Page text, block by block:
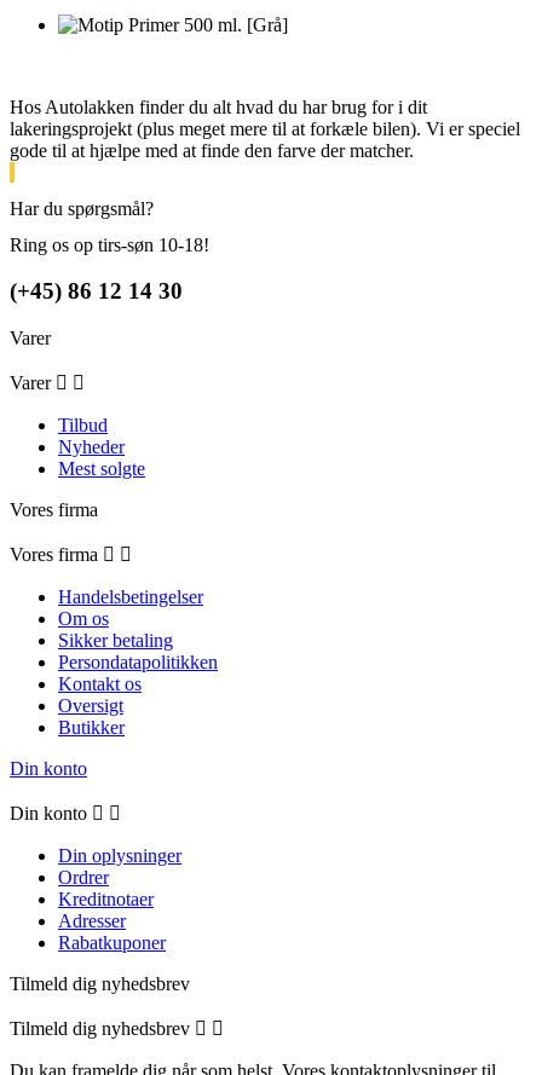
Hos Autolakken finder du alt hvad du har brug for i dit
lakeringsprojekt (plus meget mere til at forkæle bilen). Vi er speciel
gode til at hjælpe med at finde den farve der matcher.
Har du spørgsmål?
Ring os op tirs-søn 10-18!
(+45) 86 12 14 30
Varer
Varer  
Tilbud
Nyheder
Mest solgte
Vores firma
Vores firma  
Handelsbetingelser
Om os
Sikker betaling
Persondatapolitikken
Kontakt os
Oversigt
Butikker
Din konto
Din konto  
Din oplysninger
Ordrer
Kreditnotaer
Adresser
Rabatkuponer
Tilmeld dig nyhedsbrev
Tilmeld dig nyhedsbrev  
Du kan framelde dig når som helst. Vores kontaktoplysninger til